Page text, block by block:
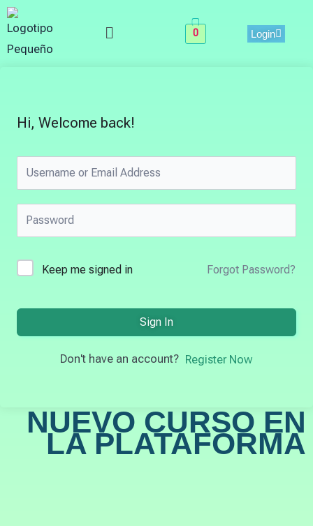
Skip
to
content
Menu 0 Login
Hi, Welcome back!
Keep me signed in Forgot Password?
Sign In
Don't have an account? Register Now
NUEVO CURSO EN
LA PLATAFORMA